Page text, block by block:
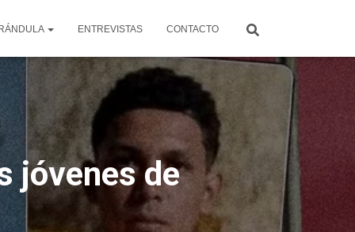
ENTREVISTAS CONTACTO
jóvenes de